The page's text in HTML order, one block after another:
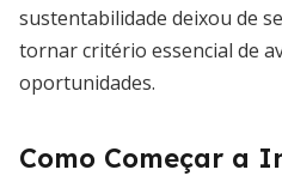
sustentabilidade deixou de
tornar critério essencial de
oportunidades.
Como Começar a